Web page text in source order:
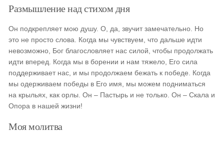
Размышление над стихом дня
Он подкрепляет мою душу. О, да, звучит замечательно. Но
это не просто слова. Когда мы чувствуем, что дальше идти
невозможно, Бог благословляет нас силой, чтобы продолжать
идти вперед. Когда мы в борении и нам тяжело, Его сила
поддерживает нас, и мы продолжаем бежать к победе. Когда
мы одерживаем победы в Его имя, мы можем подниматься
на крыльях, как орлы. Он – Пастырь и не только. Он – Скала и
Опора в нашей жизни!
Моя молитва